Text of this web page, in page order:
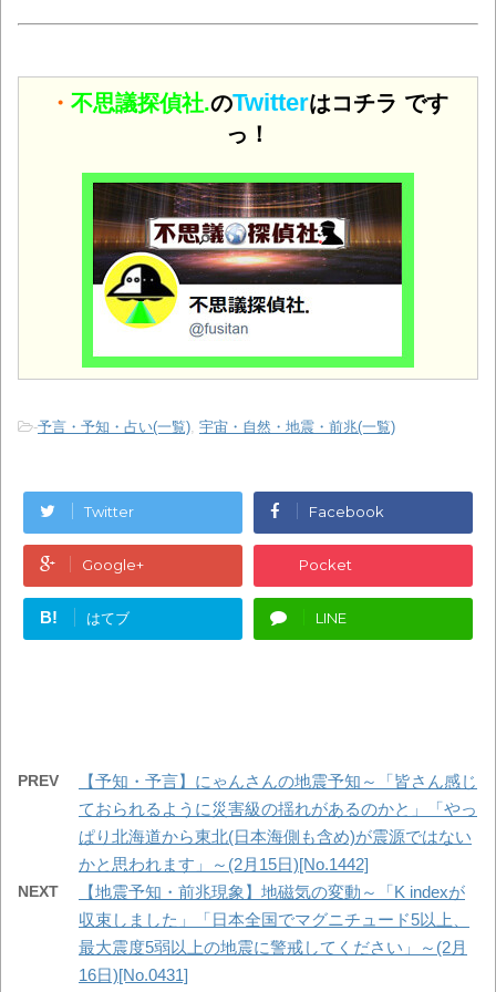
・ 不思議探偵社.のTwitterはコチラ です
っ！
-予言・予知・占い(一覧) 宇宙・自然・地震・前兆(一覧)
Twitter Facebook
Google+ Pocket
B! はてブ LINE
PREV
【予知・予言】にゃんさんの地震予知～「皆さん感じ
ておられるように災害級の揺れがあるのかと」「やっ
ぱり北海道から東北(日本海側も含め)が震源ではない
かと思われます」～(2月15日)[No.1442]
NEXT
【地震予知・前兆現象】地磁気の変動～「K indexが
収束しました」「日本全国でマグニチュード5以上、
最大震度5弱以上の地震に警戒してください」～(2月
16日)[No.0431]